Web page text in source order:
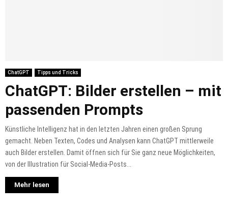
ChatGPT Tipps und Tricks
ChatGPT: Bilder erstellen – mit
passenden Prompts
Künstliche Intelligenz hat in den letzten Jahren einen großen Sprung
gemacht. Neben Texten, Codes und Analysen kann ChatGPT mittlerweile
auch Bilder erstellen. Damit öffnen sich für Sie ganz neue Möglichkeiten,
von der Illustration für Social-Media-Posts...
Mehr lesen